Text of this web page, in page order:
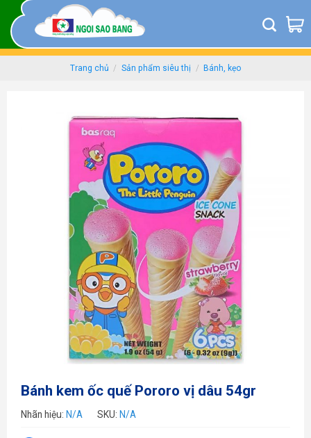
content
Trang chủ / Sản phẩm siêu thị / Bánh, kẹo
Bánh kem ốc quế Pororo vị dâu 54gr
Nhãn hiệu: N/A SKU: N/A